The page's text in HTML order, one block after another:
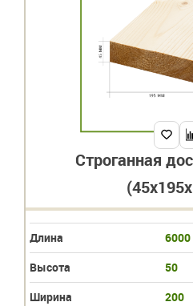
Строганная
Длина
6000
Высота
50
Ширина
200